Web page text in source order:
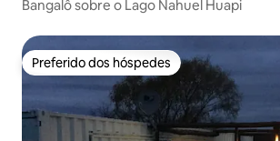
Bangalô sobre o Lago Nahuel Huapi
Preferido dos hóspedes
Preferido dos hóspedes